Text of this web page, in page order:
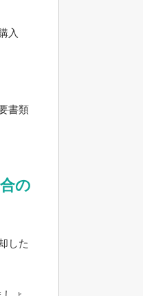
入
書類
の
した